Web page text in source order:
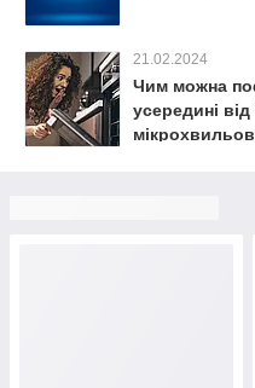
21.02.2024
Чим можна
усередині